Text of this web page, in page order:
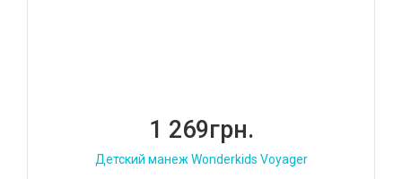
1 269грн.
Детский манеж Wonderkids Voyager